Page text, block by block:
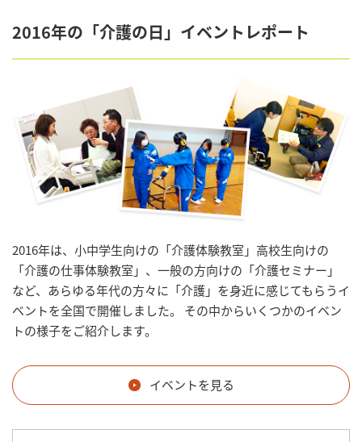
2016年の「介護の日」イベントレポート
2016年は、小中学生向けの「介護体験教室」高校生向けの
「介護の仕事体験教室」、一般の方向けの「介護セミナー」
など、あらゆる年代の方々に「介護」を身近に感じてもらうイ
ベントを全国で開催しました。 その中からいくつかのイベン
トの様子をご紹介します。
イベントを見る